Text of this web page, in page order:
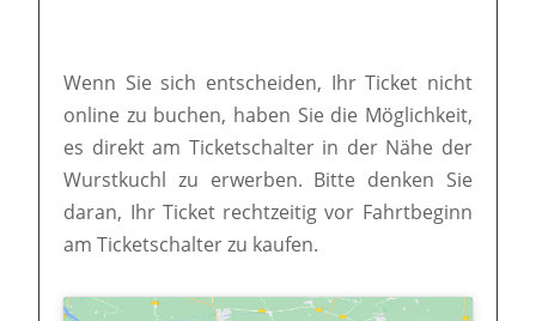
Wenn Sie sich entscheiden, Ihr Ticket nicht
online zu buchen, haben Sie die Möglichkeit,
es direkt am Ticketschalter in der Nähe der
Wurstkuchl zu erwerben. Bitte denken Sie
daran, Ihr Ticket rechtzeitig vor Fahrtbeginn
am Ticketschalter zu kaufen.